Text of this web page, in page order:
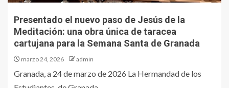
Presentado el nuevo paso de Jesús de la
Meditación: una obra única de taracea
cartujana para la Semana Santa de Granada
marzo 24, 2026 admin
Granada, a 24 de marzo de 2026 La Hermandad de los